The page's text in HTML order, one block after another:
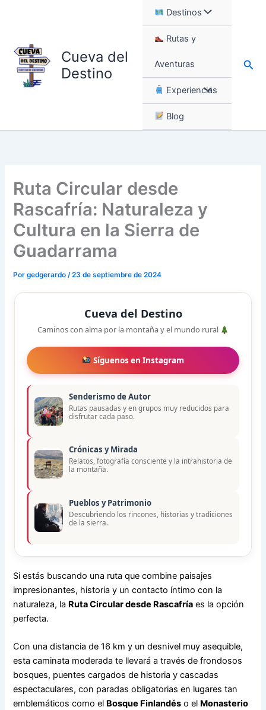
Cueva del
Destino
Destinos
Rutas y
Aventuras
Experiencias
Blog
Ruta Circular desde
Rascafría: Naturaleza y
Cultura en la Sierra de
Guadarrama
Porgedgerardo/23 de septiembre de 2024
Cueva del Destino
Caminos con alma por la montaña y el mundo rural
Síguenos en Instagram
Senderismo de Autor
Rutas pausadas y en grupos muy reducidos para
disfrutar cada paso.
Crónicas y Mirada
Relatos, fotografía consciente y la intrahistoria de
la montaña.
Pueblos y Patrimonio
Descubriendo los rincones, historias y tradiciones
de la sierra.
Si estás buscando una ruta que combine paisajes
impresionantes, historia y un contacto íntimo con la
naturaleza, la Ruta Circular desde Rascafría es la opción
perfecta.
Con una distancia de 16 km y un desnivel muy asequible,
esta caminata moderada te llevará a través de frondosos
bosques, puentes cargados de historia y cascadas
espectaculares, con paradas obligatorias en lugares tan
emblemáticos como el Bosque Finlandés o el Monasterio